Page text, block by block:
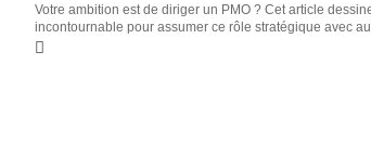
Votre ambition est de diriger un PMO ? Cet article
incontournable pour assumer ce rôle stratégique avec